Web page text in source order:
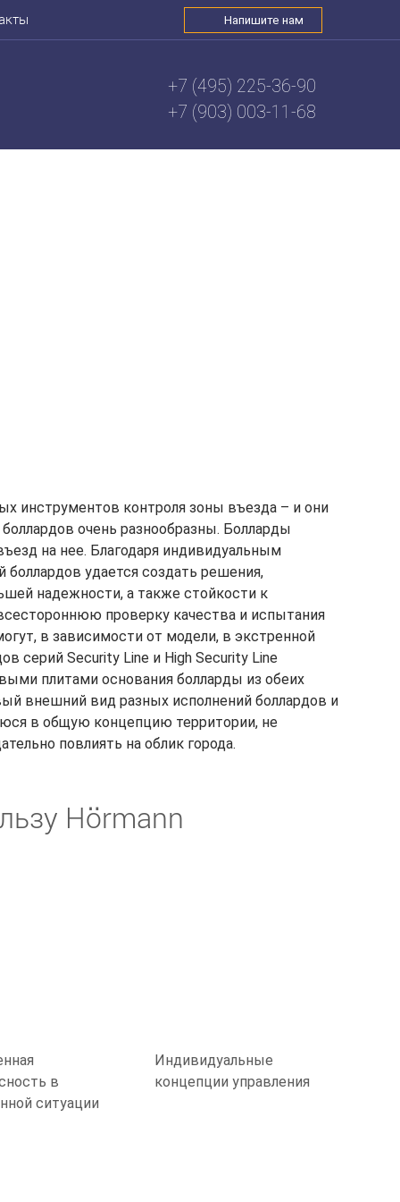
Напишите нам
+7 (495) 225-36-90
+7 (903) 003-11-68
инструментов контроля зоны въезда – и они
очень разнообразны. Болларды
на нее. Благодаря индивидуальным
удается создать решения,
надежности, а также стойкости к
проверку качества и испытания
в зависимости от модели, в экстренной
серий Security Line и High Security Line
плитами основания болларды из обеих
внешний вид разных исполнений боллардов и
в общую концепцию территории, не
повлиять на облик города.
Hörmann
в
ситуации
Индивидуальные
концепции управления